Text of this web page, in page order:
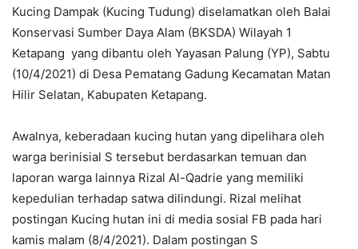
Kucing Dampak (Kucing Tudung) diselamatkan oleh Balai
Konservasi Sumber Daya Alam (BKSDA) Wilayah 1
Ketapang yang dibantu oleh Yayasan Palung (YP), Sabtu
(10/4/2021) di Desa Pematang Gadung Kecamatan Matan
Hilir Selatan, Kabupaten Ketapang.
Awalnya, keberadaan kucing hutan yang dipelihara oleh
warga berinisial S tersebut berdasarkan temuan dan
laporan warga lainnya Rizal Al-Qadrie yang memiliki
kepedulian terhadap satwa dilindungi. Rizal melihat
postingan Kucing hutan ini di media sosial FB pada hari
kamis malam (8/4/2021). Dalam postingan S